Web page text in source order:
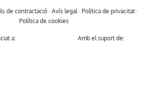
de contractació· Avís legal· Política de privacitat·
Política de cookies
a: Amb el suport de: